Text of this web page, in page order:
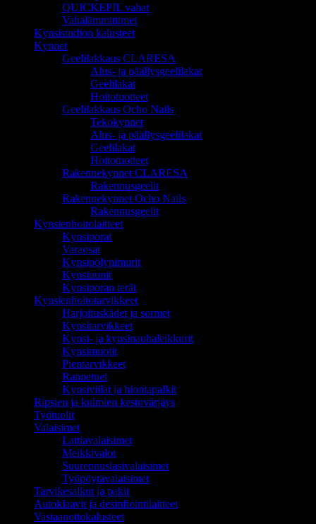
QUICKEPIL vahat
Vahalämmittimet
Kynsistudion kalusteet
Kynnet
Geelilakkaus CLARESA
Alus- ja päällysgeelilakat
Geelilakat
Hoitotuotteet
Geelilakkaus Ocho Nails
Tekokynnet
Alus- ja päällysgeelilakat
Geelilakat
Hoitotuotteet
Rakennekynnet CLARESA
Rakennusgeelit
Rakennekynnet Ocho Nails
Rakennusgeelit
Kynsienhoitolaitteet
Kynsiporat
Varaosat
Kynsipölynimurit
Kynsiuunit
Kynsiporan terät
Kynsienhoitotarvikkeet
Harjoituskädet ja sormet
Kynsitarvikkeet
Kynsi- ja kynsinauhaleikkurit
Kynsimuotit
Pientarvikkeet
Rannetuet
Kynsiviilat ja hiontapalkit
Ripsien ja kulmien kestovärjäys
Työtuolit
Valaisimet
Lattiavalaisimet
Meikkivalot
Suurennuslasivalaisimet
Työpöytävalaisimet
Tarvikesalkut ja pakit
Autoklaavit ja desinfiointilaitteet
Vastaanottokalusteet